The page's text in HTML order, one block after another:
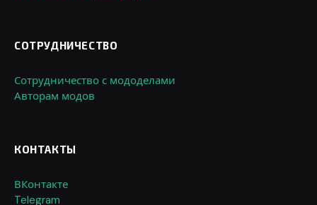
СОТРУДНИЧЕСТВО
Сотрудничество с мододелами
Авторам модов
КОНТАКТЫ
ВКонтакте
Telegram